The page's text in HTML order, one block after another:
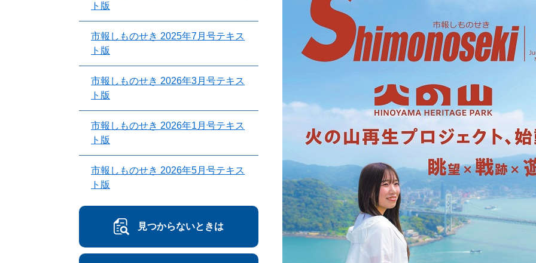
ト版
市報しものせき 2025年7月号テキス
ト版
市報しものせき 2026年3月号テキス
ト版
市報しものせき 2026年1月号テキス
ト版
市報しものせき 2026年5月号テキス
ト版
見つからないときは